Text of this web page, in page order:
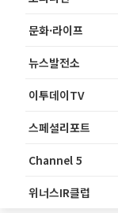
문화·라이프
뉴스발전소
이투데이TV
스페셜리포트
Channel 5
위너스IR클럽